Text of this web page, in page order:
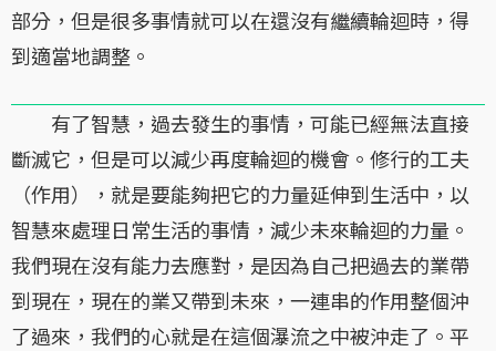
部分，但是很多事情就可以在還沒有繼續輪迴時，得
到適當地調整。
有了智慧，過去發生的事情，可能已經無法直接
斷滅它，但是可以減少再度輪迴的機會。修行的工夫
（作用），就是要能夠把它的力量延伸到生活中，以
智慧來處理日常生活的事情，減少未來輪迴的力量。
我們現在沒有能力去應對，是因為自己把過去的業帶
到現在，現在的業又帶到未來，一連串的作用整個沖
了過來，我們的心就是在這個瀑流之中被沖走了。平